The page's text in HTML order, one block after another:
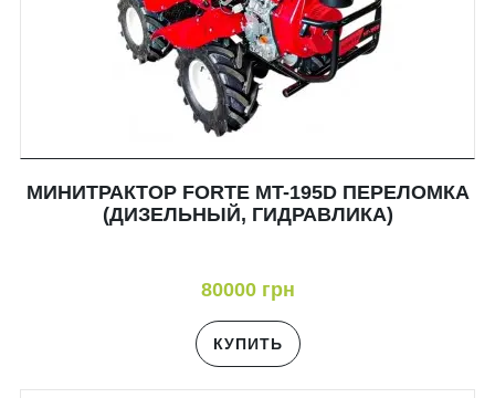
МИНИТРАКТОР FORTE MT-195D ПЕРЕЛОМКА
(ДИЗЕЛЬНЫЙ, ГИДРАВЛИКА)
80000 грн
КУПИТЬ